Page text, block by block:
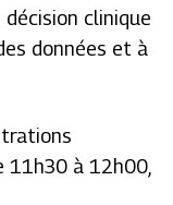
clinique
données et à
11h30 à 12h00,